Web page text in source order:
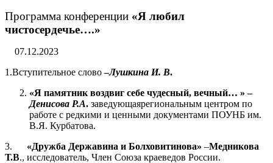
Программа конференции «Я любил
чистосердечье….»
07.12.2023
1.Вступительное слово–Лушкина И. В.
«Я памятник воздвиг себе чудесный, вечный… » –
Денисова Р.А. заведующаярегиональным центром по
работе с редкими и ценными документами ПОУНБ им.
В.Я. Курбатова.
3. «Дружба Державина и Болховитинова» –Медникова
Т.В., исследователь, Член Союза краеведов России.